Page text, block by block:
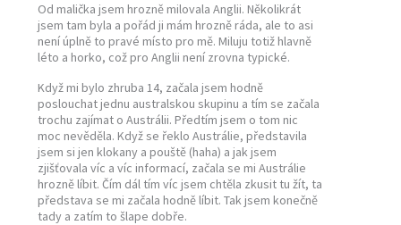
Od malička jsem hrozně milovala Anglii. Několikrát
jsem tam byla a pořád ji mám hrozně ráda, ale to asi
není úplně to pravé místo pro mě. Miluju totiž hlavně
léto a horko, což pro Anglii není zrovna typické.
Když mi bylo zhruba 14, začala jsem hodně
poslouchat jednu australskou skupinu a tím se začala
trochu zajímat o Austrálii. Předtím jsem o tom nic
moc nevěděla. Když se řeklo Austrálie, představila
jsem si jen klokany a pouště (haha) a jak jsem
zjišťovala víc a víc informací, začala se mi Austrálie
hrozně líbit. Čím dál tím víc jsem chtěla zkusit tu žít, ta
představa se mi začala hodně líbit. Tak jsem konečně
tady a zatím to šlape dobře.